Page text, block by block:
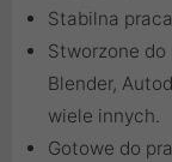
Stabilna
Stworzone
Blender,
wiele innych.
Gotowe do